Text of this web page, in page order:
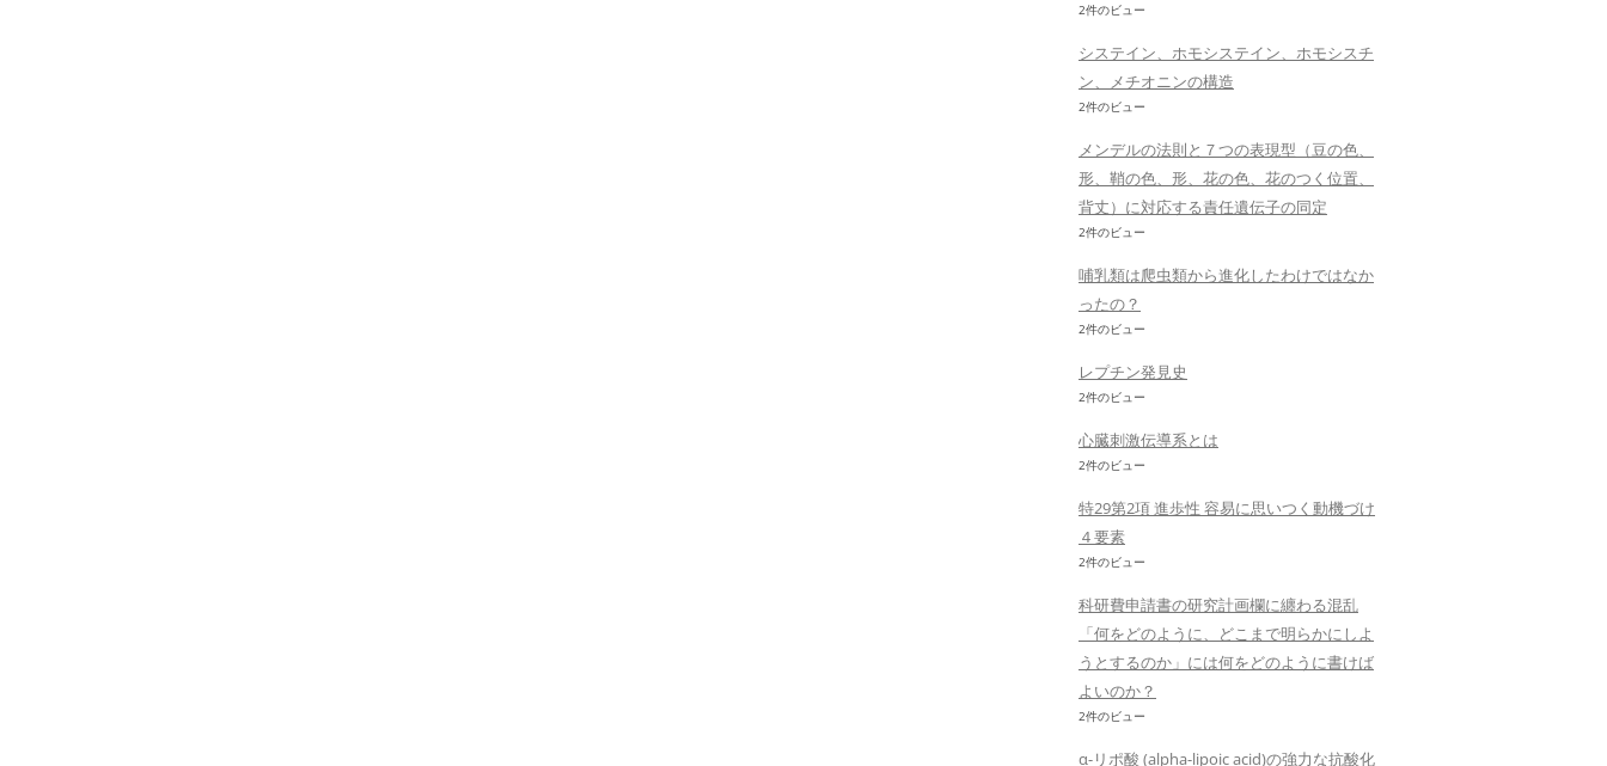
2件のビュー
システイン、ホモシステイン、ホモシスチ
ン、メチオニンの構造
2件のビュー
メンデルの法則と７つの表現型（豆の色、
形、鞘の色、形、花の色、花のつく位置、
背丈）に対応する責任遺伝子の同定
2件のビュー
哺乳類は爬虫類から進化したわけではなか
ったの？
2件のビュー
レプチン発見史
2件のビュー
心臓刺激伝導系とは
2件のビュー
特29第2項 進歩性 容易に思いつく動機づけ
４要素
2件のビュー
科研費申請書の研究計画欄に纏わる混乱
「何をどのように、どこまで明らかにしよ
うとするのか」には何をどのように書けば
よいのか？
2件のビュー
α-リポ酸 (alpha-lipoic acid)の強力な抗酸化